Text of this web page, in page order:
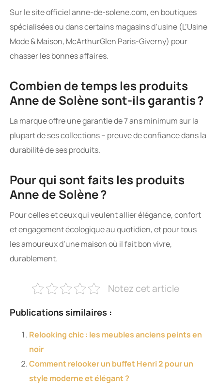
Sur le site officiel anne-de-solene.com, en boutiques
spécialisées ou dans certains magasins d’usine (L’Usine
Mode & Maison, McArthurGlen Paris-Giverny) pour
chasser les bonnes affaires.
Combien de temps les produits
Anne de Solène sont-ils garantis ?
La marque offre une garantie de 7 ans minimum sur la
plupart de ses collections – preuve de confiance dans la
durabilité de ses produits.
Pour qui sont faits les produits
Anne de Solène ?
Pour celles et ceux qui veulent allier élégance, confort
et engagement écologique au quotidien, et pour tous
les amoureux d’une maison où il fait bon vivre,
durablement.
Notez cet article
Publications similaires :
Relooking chic : les meubles anciens peints en
noir
Comment relooker un buffet Henri 2 pour un
style moderne et élégant ?